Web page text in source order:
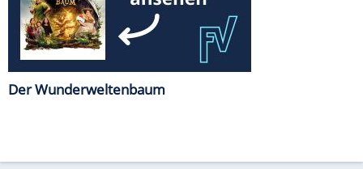
Der Wunderweltenbaum